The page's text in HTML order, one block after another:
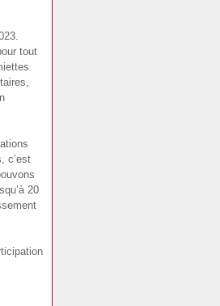
tout
c’est
20